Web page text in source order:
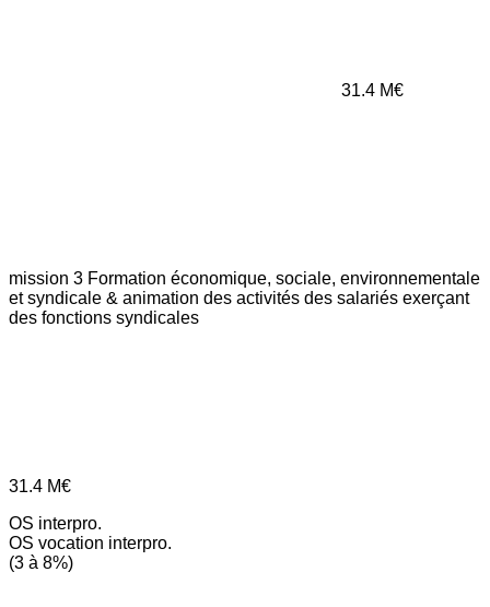
31.4 M€
mission 3 Formation économique, sociale, environnementale
et syndicale & animation des activités des salariés exerçant
des fonctions syndicales
31.4 M€
OS interpro.
OS vocation interpro.
(3 à 8%)